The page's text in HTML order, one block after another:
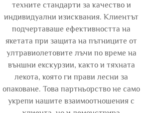
техните стандарти за качество и
индивидуални изисквания. Клиентът
подчертаваше ефективността на
якетата при защита на пътниците от
ултравиолетовите лъчи по време на
външни екскурзии, както и тяхната
лекота, която ги прави лесни за
опаковане. Това партньорство не само
укрепи нашите взаимоотношения с